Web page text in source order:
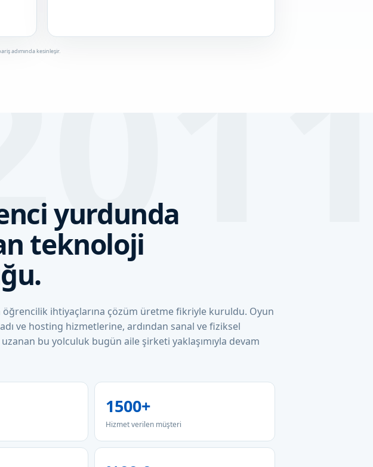
adımında kesinleşir.
yurdunda
teknoloji
öğrencilik ihtiyaçlarına çözüm üretme fikriyle kuruldu. Oyun
adı ve hosting hizmetlerine, ardından sanal ve fiziksel
bu yolculuk bugün aile şirketi yaklaşımıyla devam
1500+
Hizmet verilen müşteri